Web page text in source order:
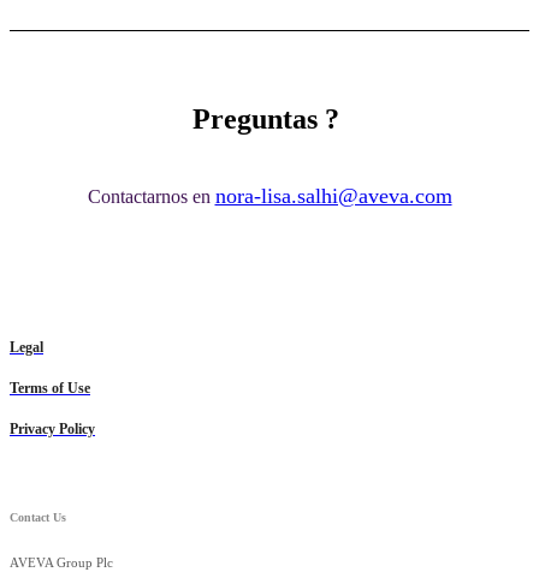
Preguntas ?
Contactarnos en nora-lisa.salhi@aveva.com
Legal
Terms of Use
Privacy Policy
Contact Us
AVEVA Group Plc